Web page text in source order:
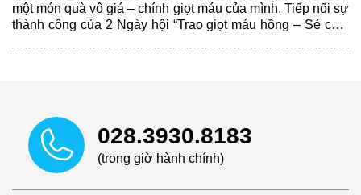
một món quà vô giá – chính giọt máu của mình. Tiếp nối sự
thành công của 2 Ngày hội “Trao giọt máu hồng – Sẻ chia
thuốc Việt Nam (27/2/1955- 27/2/2026); Kỷ niệm 95 năm
ngày Thành lập Đoàn TNCS Hồ Chí Minh (26/3/1931
-26/3/2026) và Hưởng ứng Lễ ra quân Tháng Thanh niên
(28/2/2026).
028.3930.8183
(trong giờ hành chính)